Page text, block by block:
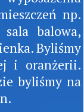
np.
balowa,
Byliśmy
i oranżerii.
byliśmy na